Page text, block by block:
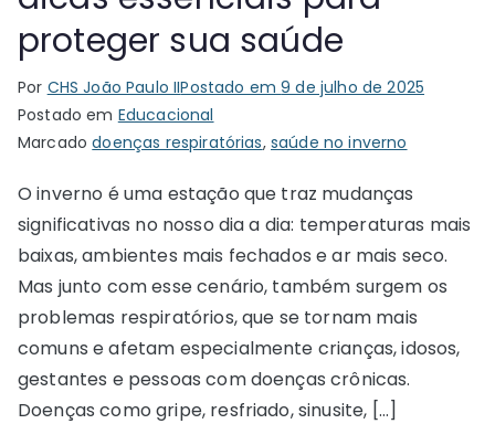
proteger sua saúde
Por CHS João Paulo IIPostado em9 de julho de 2025
Postado em Educacional
Marcadodoenças respiratórias, saúde no inverno
O inverno é uma estação que traz mudanças
significativas no nosso dia a dia: temperaturas mais
baixas, ambientes mais fechados e ar mais seco.
Mas junto com esse cenário, também surgem os
problemas respiratórios, que se tornam mais
comuns e afetam especialmente crianças, idosos,
gestantes e pessoas com doenças crônicas.
Doenças como gripe, resfriado, sinusite, […]